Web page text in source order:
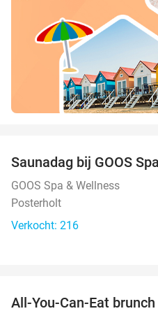
Saunadag bij GOOS
GOOS Spa & Wellness
Posterholt
Verkocht: 216
All-You-Can-Eat